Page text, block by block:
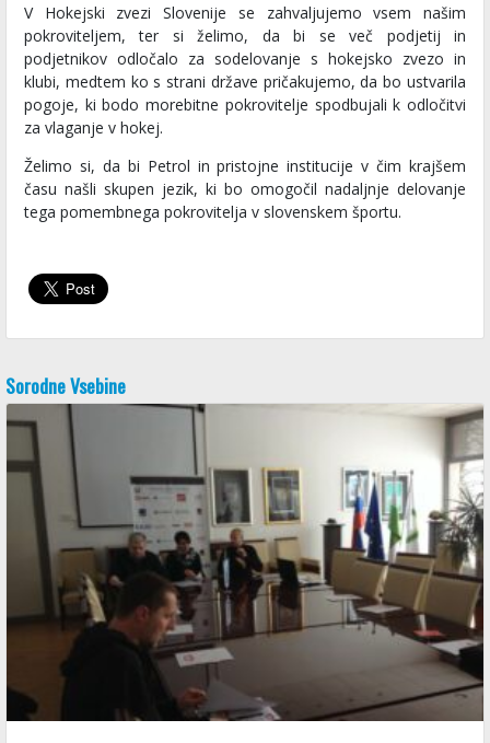
V Hokejski zvezi Slovenije se zahvaljujemo vsem našim
pokroviteljem, ter si želimo, da bi se več podjetij in
podjetnikov odločalo za sodelovanje s hokejsko zvezo in
klubi, medtem ko s strani države pričakujemo, da bo ustvarila
pogoje, ki bodo morebitne pokrovitelje spodbujali k odločitvi
za vlaganje v hokej.
Želimo si, da bi Petrol in pristojne institucije v čim krajšem
času našli skupen jezik, ki bo omogočil nadaljnje delovanje
tega pomembnega pokrovitelja v slovenskem športu.
Sorodne Vsebine